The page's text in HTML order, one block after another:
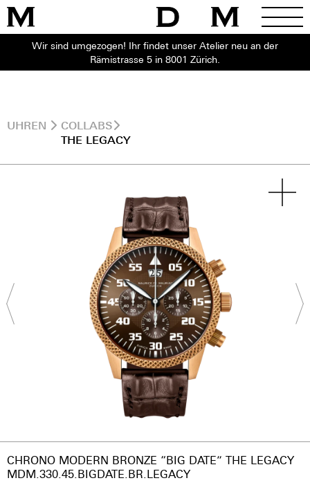
Wir sind umgezogen! Ihr findet unser Atelier neu an der
Rämistrasse 5 in 8001 Zürich.
UHREN
COLLABS
THE LEGACY
CHRONO MODERN BRONZE “BIG DATE” THE LEGACY
MDM.330.45.BIGDATE.BR.LEGACY